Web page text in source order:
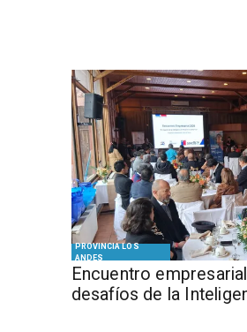
PROVINCIA LOS
ANDES
Encuentro
desafíos de la